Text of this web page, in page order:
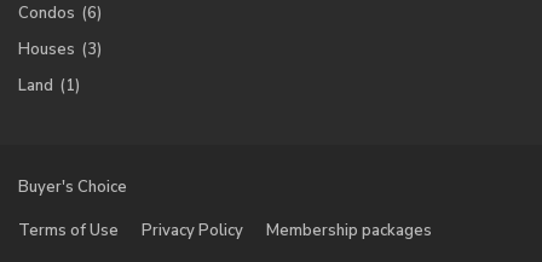
Condos (6)
Houses (3)
Land (1)
Buyer's Choice
Terms of Use
Privacy Policy Membership packages